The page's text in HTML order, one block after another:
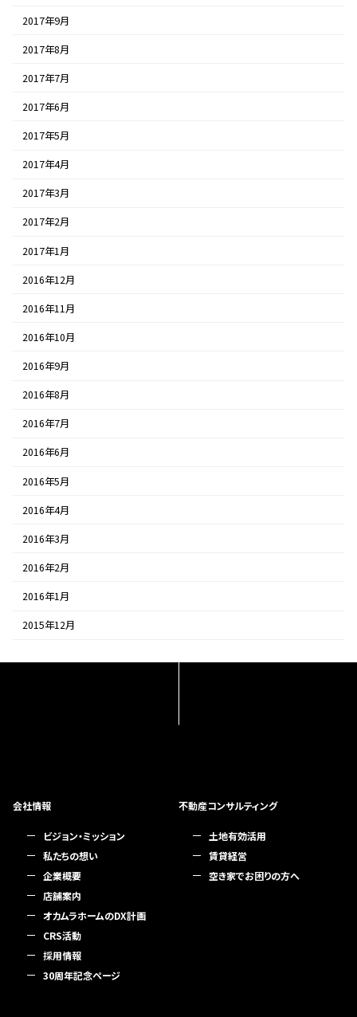
2017年9月
2017年8月
2017年7月
2017年6月
2017年5月
2017年4月
2017年3月
2017年2月
2017年1月
2016年12月
2016年11月
2016年10月
2016年9月
2016年8月
2016年7月
2016年6月
2016年5月
2016年4月
2016年3月
2016年2月
2016年1月
2015年12月
会社情報
ビジョン・ミッション
私たちの想い
企業概要
店舗案内
オカムラホームのDX計画
CRS活動
採用情報
30周年記念ページ
不動産コンサルティング
土地有効活用
賃貸経営
空き家でお困りの方へ